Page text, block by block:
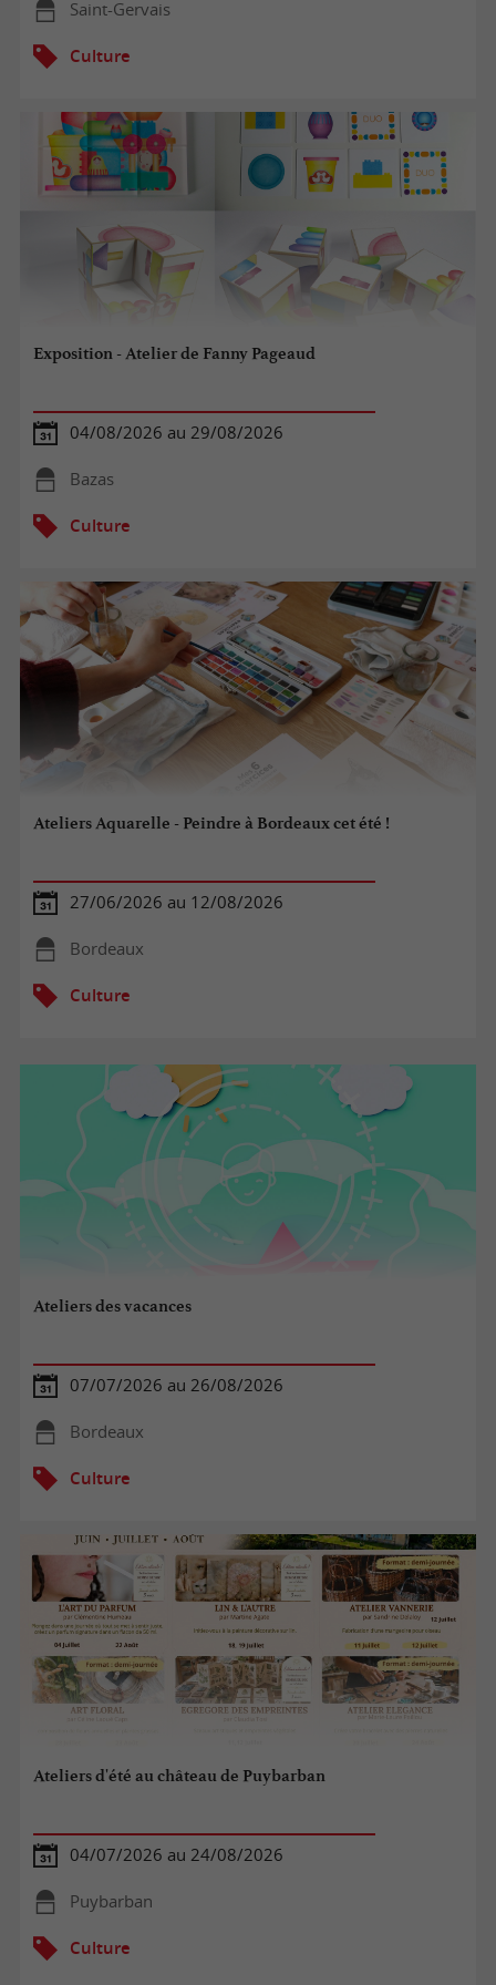
Saint-Gervais
Culture
Exposition - Atelier de Fanny Pageaud
04/08/2026 au 29/08/2026
Bazas
Culture
Ateliers Aquarelle - Peindre à Bordeaux cet été !
27/06/2026 au 12/08/2026
Bordeaux
Culture
Ateliers des vacances
07/07/2026 au 26/08/2026
Bordeaux
Culture
Ateliers d'été au château de Puybarban
04/07/2026 au 24/08/2026
Puybarban
Culture